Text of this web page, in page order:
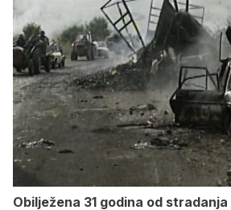
Obilježena 31 godina od